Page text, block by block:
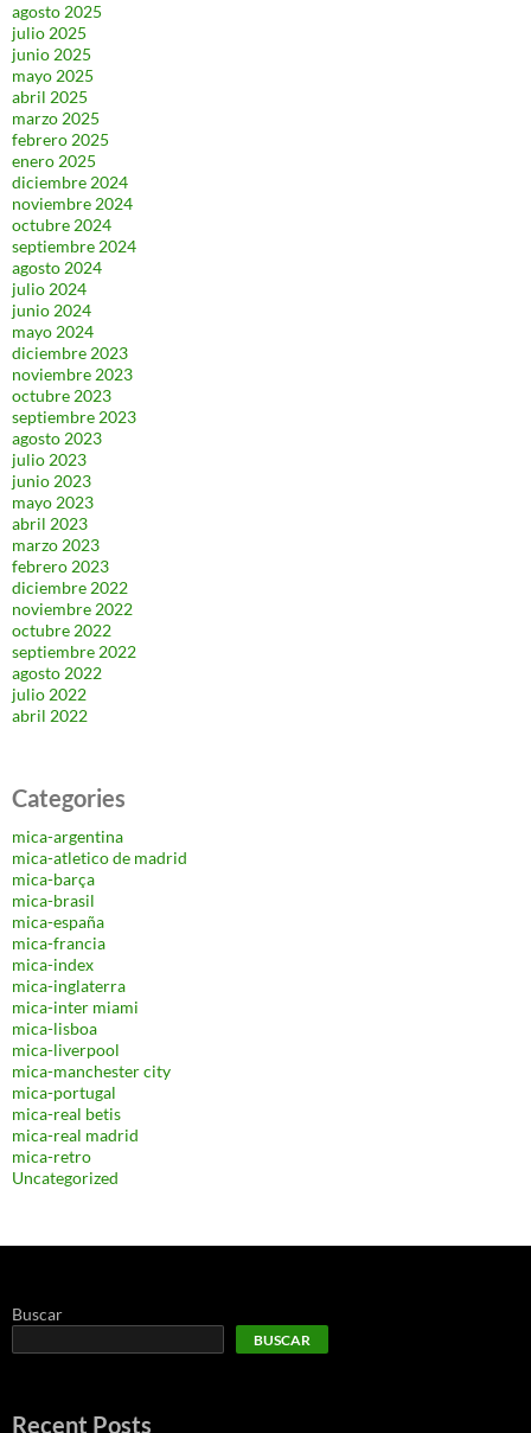
agosto 2025
julio 2025
junio 2025
mayo 2025
abril 2025
marzo 2025
febrero 2025
enero 2025
diciembre 2024
noviembre 2024
octubre 2024
septiembre 2024
agosto 2024
julio 2024
junio 2024
mayo 2024
diciembre 2023
noviembre 2023
octubre 2023
septiembre 2023
agosto 2023
julio 2023
junio 2023
mayo 2023
abril 2023
marzo 2023
febrero 2023
diciembre 2022
noviembre 2022
octubre 2022
septiembre 2022
agosto 2022
julio 2022
abril 2022
Categories
mica-argentina
mica-atletico de madrid
mica-barça
mica-brasil
mica-españa
mica-francia
mica-index
mica-inglaterra
mica-inter miami
mica-lisboa
mica-liverpool
mica-manchester city
mica-portugal
mica-real betis
mica-real madrid
mica-retro
Uncategorized
Buscar
BUSCAR
Recent Posts